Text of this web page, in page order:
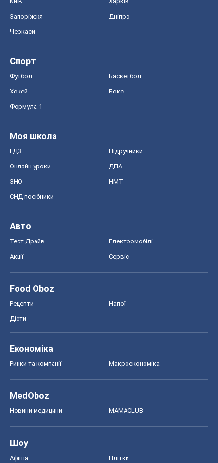
Запоріжжя Дніпро
Черкаси
Спорт
Футбол Баскетбол
Хокей Бокс
Формула-1
Моя школа
ГДЗ Підручники
Онлайн уроки ДПА
ЗНО НМТ
СНД посібники
Авто
Тест Драйв Електромобілі
Акції Сервіс
Food Oboz
Рецепти Напої
Дієти
Економіка
Ринки та компанії Макроекономіка
MedOboz
Новини медицини MAMACLUB
Шоу
Афіша Плітки